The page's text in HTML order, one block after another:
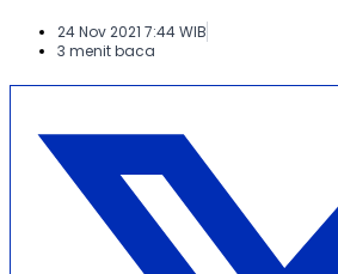
24 Nov 2021 7:44 WIB
3 menit baca